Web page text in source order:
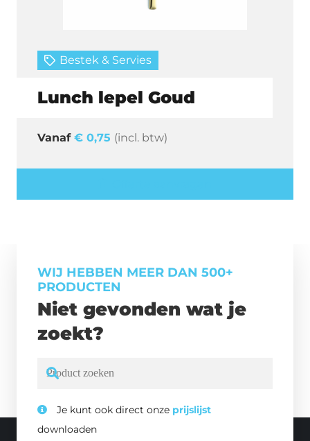
Bestek & Servies
Lunch lepel Goud
€ 0,75 (incl. btw)
WIJ HEBBEN MEER DAN 500+
PRODUCTEN
Niet gevonden wat je
zoekt?
Je kunt ook direct onze prijslijst
downloaden